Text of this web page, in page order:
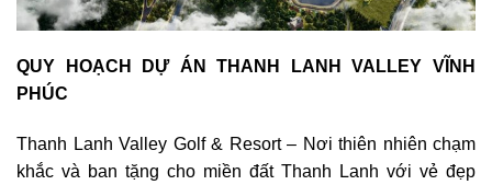
QUY HOẠCH DỰ ÁN THANH LANH VALLEY VĨNH
PHÚC
Thanh Lanh Valley Golf & Resort – Nơi thiên nhiên chạm
khắc và ban tặng cho miền đất Thanh Lanh với vẻ đẹp